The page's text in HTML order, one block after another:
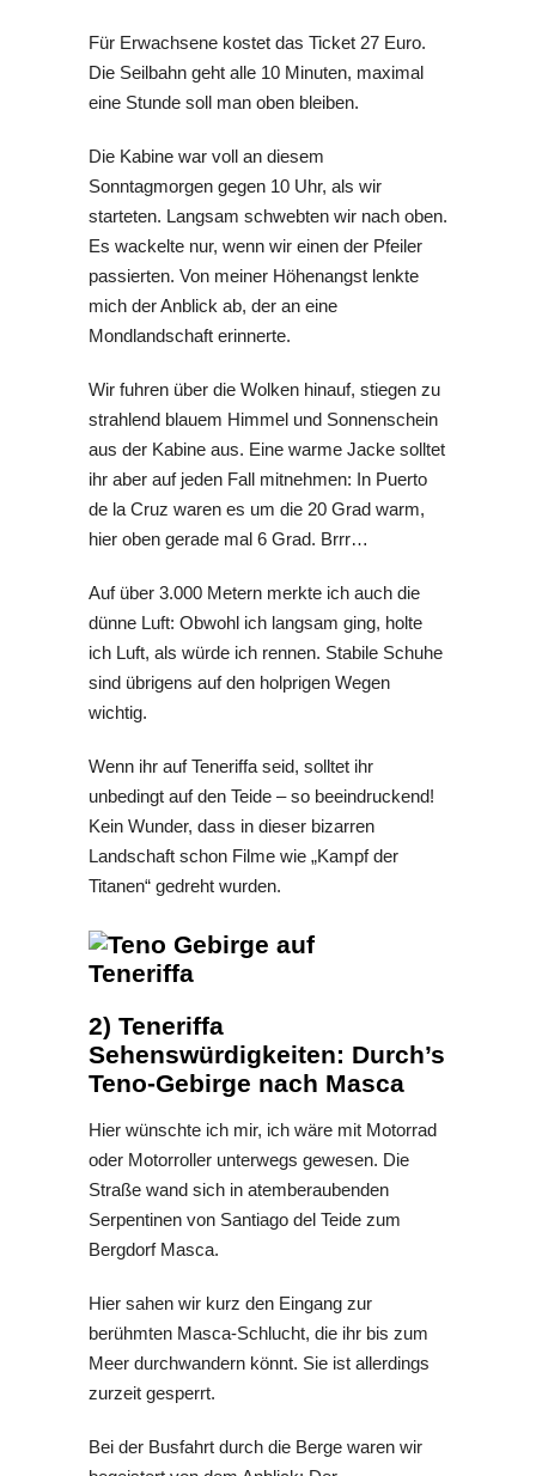
Für Erwachsene kostet das Ticket 27 Euro.
Die Seilbahn geht alle 10 Minuten, maximal
eine Stunde soll man oben bleiben.
Die Kabine war voll an diesem
Sonntagmorgen gegen 10 Uhr, als wir
starteten. Langsam schwebten wir nach oben.
Es wackelte nur, wenn wir einen der Pfeiler
passierten. Von meiner Höhenangst lenkte
mich der Anblick ab, der an eine
Mondlandschaft erinnerte.
Wir fuhren über die Wolken hinauf, stiegen zu
strahlend blauem Himmel und Sonnenschein
aus der Kabine aus. Eine warme Jacke solltet
ihr aber auf jeden Fall mitnehmen: In Puerto
de la Cruz waren es um die 20 Grad warm,
hier oben gerade mal 6 Grad. Brrr…
Auf über 3.000 Metern merkte ich auch die
dünne Luft: Obwohl ich langsam ging, holte
ich Luft, als würde ich rennen. Stabile Schuhe
sind übrigens auf den holprigen Wegen
wichtig.
Wenn ihr auf Teneriffa seid, solltet ihr
unbedingt auf den Teide – so beeindruckend!
Kein Wunder, dass in dieser bizarren
Landschaft schon Filme wie „Kampf der
Titanen“ gedreht wurden.
2) Teneriffa
Sehenswürdigkeiten: Durch’s
Teno-Gebirge nach Masca
Hier wünschte ich mir, ich wäre mit Motorrad
oder Motorroller unterwegs gewesen. Die
Straße wand sich in atemberaubenden
Serpentinen von Santiago del Teide zum
Bergdorf Masca.
Hier sahen wir kurz den Eingang zur
berühmten Masca-Schlucht, die ihr bis zum
Meer durchwandern könnt. Sie ist allerdings
zurzeit gesperrt.
Bei der Busfahrt durch die Berge waren wir